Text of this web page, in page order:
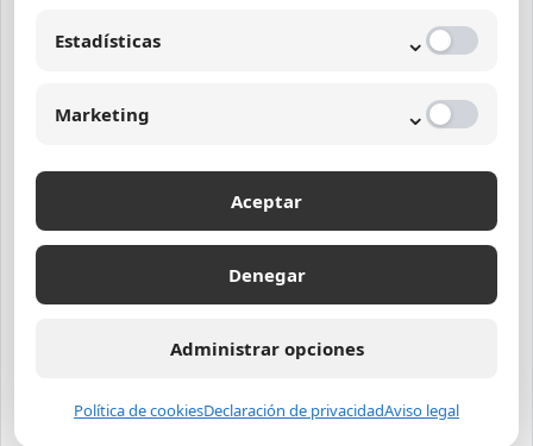
diferenciadas a cada página.
anchor text.
compitan con las páginas de servicios.
Utilizar enlaces internos estratégicos a
páginas clave comoMargetcseocolombia
sus secciones de agencia en Bogotá, Medellín
y Barranquilla solo una vez con anchor
Estadísticas ⌄
Marketing ⌄
Aceptar
Denegar
Administrar opciones
Política de cookiesDeclaración de privacidadAviso legal